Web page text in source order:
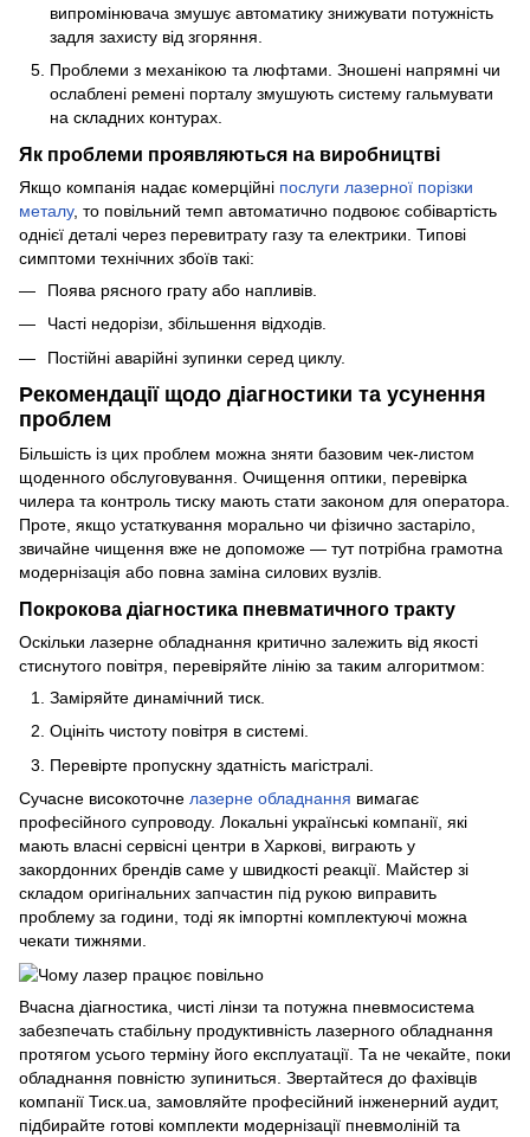
випромінювача змушує автоматику знижувати потужність
задля захисту від згоряння.
Проблеми з механікою та люфтами. Зношені напрямні чи
ослаблені ремені порталу змушують систему гальмувати
на складних контурах.
Як проблеми проявляються на виробництві
Якщо компанія надає комерційні послуги лазерної порізки
металу, то повільний темп автоматично подвоює собівартість
однієї деталі через перевитрату газу та електрики. Типові
симптоми технічних збоїв такі:
Поява рясного грату або напливів.
Часті недорізи, збільшення відходів.
Постійні аварійні зупинки серед циклу.
Рекомендації щодо діагностики та усунення
проблем
Більшість із цих проблем можна зняти базовим чек-листом
щоденного обслуговування. Очищення оптики, перевірка
чилера та контроль тиску мають стати законом для оператора.
Проте, якщо устаткування морально чи фізично застаріло,
звичайне чищення вже не допоможе — тут потрібна грамотна
модернізація або повна заміна силових вузлів.
Покрокова діагностика пневматичного тракту
Оскільки лазерне обладнання критично залежить від якості
стиснутого повітря, перевіряйте лінію за таким алгоритмом:
Заміряйте динамічний тиск.
Оцініть чистоту повітря в системі.
Перевірте пропускну здатність магістралі.
Сучасне високоточне лазерне обладнання вимагає
професійного супроводу. Локальні українські компанії, які
мають власні сервісні центри в Харкові, виграють у
закордонних брендів саме у швидкості реакції. Майстер зі
складом оригінальних запчастин під рукою виправить
проблему за години, тоді як імпортні комплектуючі можна
чекати тижнями.
Вчасна діагностика, чисті лінзи та потужна пневмосистема
забезпечать стабільну продуктивність лазерного обладнання
протягом усього терміну його експлуатації. Та не чекайте, поки
обладнання повністю зупиниться. Звертайтеся до фахівців
компанії Тиск.ua, замовляйте професійний інженерний аудит,
підбирайте готові комплекти модернізації пневмоліній та